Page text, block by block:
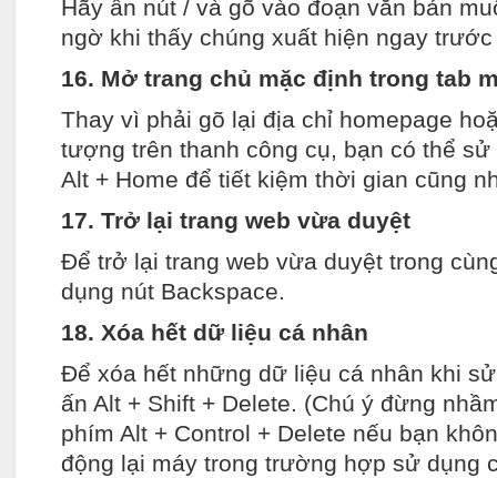
Hãy ấn nút / và gõ vào đoạn văn bản
ngờ khi thấy chúng xuất hiện ngay
16. Mở trang chủ mặc định trong tab
Thay vì phải gõ lại địa chỉ homepage
tượng trên thanh công cụ, bạn có thể
Alt + Home để tiết kiệm thời gian cũng
17. Trở lại trang web vừa duyệt
Để trở lại trang web vừa duyệt trong
dụng nút Backspace.
18. Xóa hết dữ liệu cá nhân
Để xóa hết những dữ liệu cá nhân khi
ấn Alt + Shift + Delete. (Chú ý đừng
phím Alt + Control + Delete nếu bạn
động lại máy trong trường hợp sử dụng